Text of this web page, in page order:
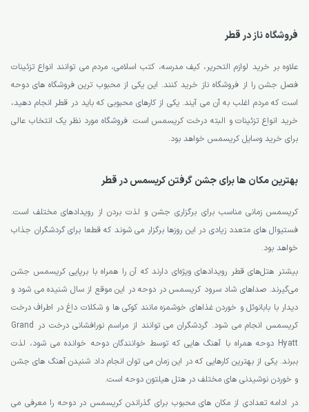
فروشگاه ناز در قطر
علاوه بر خرید لوازم التحریر، کیف مدرسه، کتب اسلامی، مردم می توانند انواع تزئینات
فصل جشن را از فروشگاه ناز خرید کنند. این یکی از محبوب ترین فروشگاه های دوحه
است که مردم اغلب به آن می آیند. یکی از کارهای محبوبی که باید در قطر انجام دهید،
خرید انواع تزئینات و البته درخت کریسمس است. فروشگاه مورد نظر یک انتخاب عالی
برای خرید وسایل کریسمس خواهد بود.
بهترین مکان ها برای جشن گرفتن کریسمس در قطر
کریسمس زمانی مناسب برای برگزاری جشن و لذت بردن از رویدادهای مختلف است.
فستیوال های متعدد زیادی در این روزها برگزار می شوند که قطعا برای گردشگران جذاب
خواهد بود.
بیشتر هتل‌های قطر رویدادهای ویژه‌ای دارند که آن را همراه با برپایی کریسمس جشن
می‌گیرند. صداهای شاد سرود کریسمس در دوحه در این موقع از سال شنیده می شود و
دیدار با بابانوئل و خوردن غذاهای خوشمزه مانند کوکی ها و شکلات داغ در اطراف درخت
کریسمس انجام می شود. گردشگران می توانند از مراسم نورافشانی درخت در Grand
Hyatt دوحه همراه با آهنگ هایی که توسط خوانندگان دوحه خوانده می شود، لذت
ببرند. یکی از بهترین کارهایی که در این زمان می توان انجام داد شنیدن آهنگ های جشن
و خوردن نوشیدنی های مختلف در هتل هیلتون دوحه است.
در ادامه تعدادی از مکان های محبوب برای گذراندن کریسمس در دوحه را معرفی می